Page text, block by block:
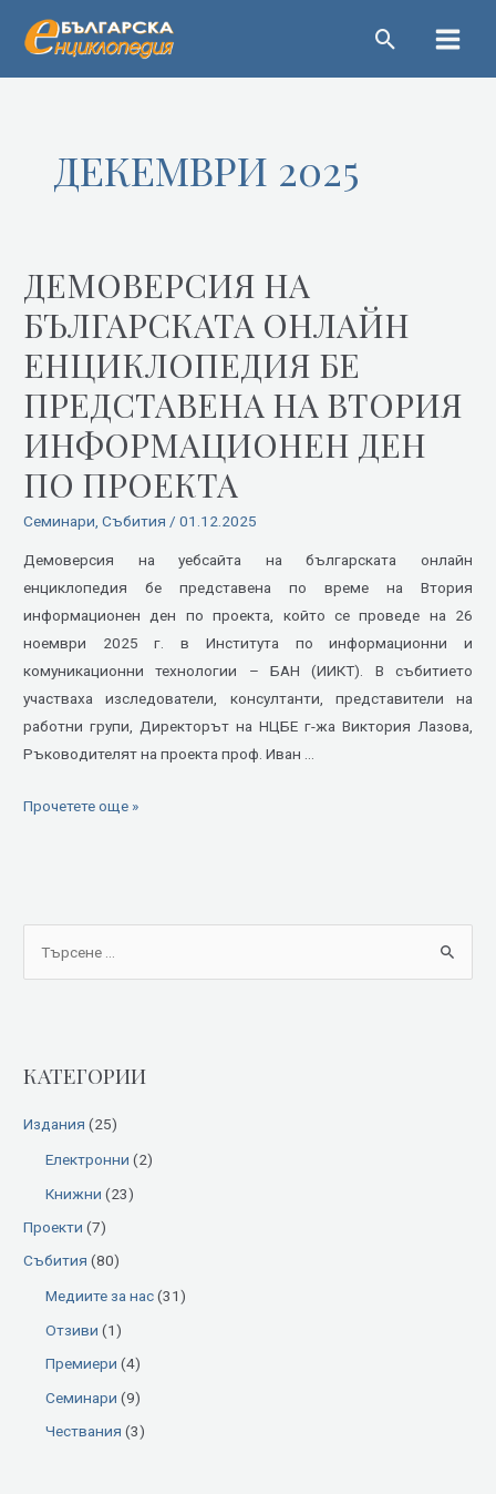
ДЕКЕМВРИ 2025
ДЕМОВЕРСИЯ НА
БЪЛГАРСКАТА ОНЛАЙН
ЕНЦИКЛОПЕДИЯ БЕ
ПРЕДСТАВЕНА НА ВТОРИЯ
ИНФОРМАЦИОНЕН ДЕН
ПО ПРОЕКТА
Семинари ,Събития /01.12.2025
Демоверсия на уебсайта на българската онлайн
енциклопедия бе представена по време на Втория
информационен ден по проекта, който се проведе на 26
ноември 2025 г. в Института по информационни и
комуникационни технологии – БАН (ИИКТ). В събитието
участваха изследователи, консултанти, представители на
работни групи, Директорът на НЦБЕ г-жа Виктория Лазова,
Ръководителят на проекта проф. Иван …
Демоверсия
на
българската
онлайн
енциклопедия
бе
представена
Втория
информационен
ден
проекта
Прочетете още »
c
:
КАТЕГОРИИ
Издания (25)
Електронни (2)
Книжни (23)
Проекти (7)
Събития (80)
Медиите за нас(31)
Отзиви (1)
Премиери (4)
Семинари (9)
Чествания (3)